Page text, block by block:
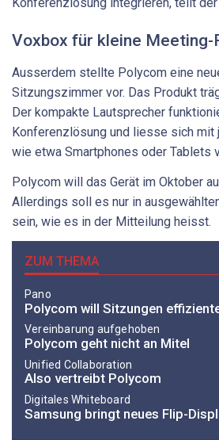
Voxbox für kleine Meeting-
Ausserdem stellte Polycom eine
Sitzungszimmer vor. Das Produkt
Der kompakte Lautsprecher
Konferenzlösung und liesse sich mit
wie etwa Smartphones oder Tablets
Polycom will das Gerät im Oktober
Allerdings soll es nur in
sein, wie es in der Mitteilung heisst.
ZUM THEMA
Pano
Polycom will Sitzungen
Vereinbarung aufgehoben
Polycom geht nicht an Mitel
Unified Collaboration
Also vertreibt Polycom
Digitales Whiteboard
Samsung bringt neues Flip-